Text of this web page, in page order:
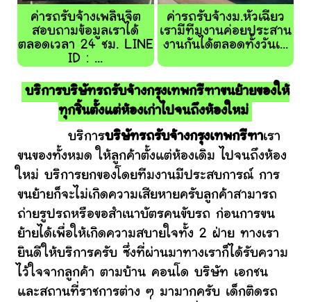
ค่ารถรับจ้างเพลินจิต
สอบถามข้อมูลเราได้
ตลอดเวลา 24 ชม. LINE
ID : ...
ค่ารถรับจ้างม.หัวเฉียว
เรามีทีมงานค่อยประสาน
งานกันได้ตลอดทั้งวันเ...
บริการบริษัทรถรับจ้างกรุงเทพกรีฑาขนย้ายของให้
ทุกชิ้นตั้งแต่ห้องเก่าไปจนถึงห้องใหม่
บริการบริษัทรถรับจ้างกรุงเทพกรีฑาเรา
ขนของทั้งหมด ให้ลูกค้าตั้งแต่ห้องเดิม ไปจนถึงห้อง
ใหม่ บริการยกของโดยทีมงานมีประสบการณ์ การ
ขนย้ายก็จะไม่เกิดความเสียหายครับลูกค้าสามารถ
ถ่ายรูปรถหรือขอสำเนาบัตรคนขับรถ ก่อนการขน
ย้ายได้เพื่อให้เกิดความสบายใจทั้ง 2 ฝ่าย ทางเรา
ยินดีให้บริการครับ ซึ่งที่ผ่านมาทางเราก็ได้รับความ
ไว้ใจจากลูกค้า ตามบ้าน คอนโด บริษัท เอกชน
และสถานที่ราชการต่าง ๆ มามากครับ เด็กติดรถ